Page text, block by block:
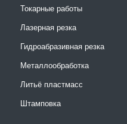
Токарные работы
Лазерная резка
Гидроабразивная резка
Металлообработка
Литьё пластмасс
Штамповка